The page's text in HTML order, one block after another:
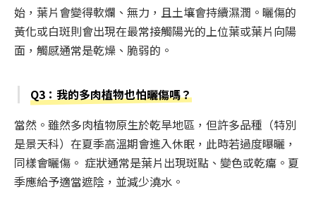
始，葉片會變得軟爛、無力，且土壤會持續濕潤。曬傷的
黃化或白斑則會出現在最常接觸陽光的上位葉或葉片向陽
面，觸感通常是乾燥、脆弱的。
Q3：我的多肉植物也怕曬傷嗎？
當然。雖然多肉植物原生於乾旱地區，但許多品種（特別
是景天科）在夏季高溫期會進入休眠，此時若過度曝曬，
同樣會曬傷。 症狀通常是葉片出現斑點、變色或乾癟。夏
季應給予適當遮陰，並減少澆水。